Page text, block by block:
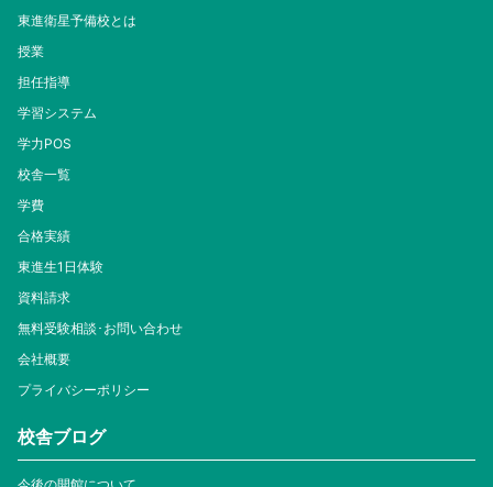
東進衛星予備校とは
授業
担任指導
学習システム
学力POS
校舎一覧
学費
合格実績
東進生1日体験
資料請求
無料受験相談･お問い合わせ
会社概要
プライバシーポリシー
校舎ブログ